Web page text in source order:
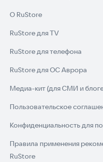
О RuStore
RuStore для TV
RuStore для телефона
RuStore для ОС Аврора
Медиа-кит (для СМИ и
Пользовательское
Конфиденциальность для
Правила применения
RuStore